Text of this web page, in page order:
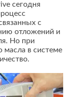
сегодня
с
отложений и
Но при
масла в системе